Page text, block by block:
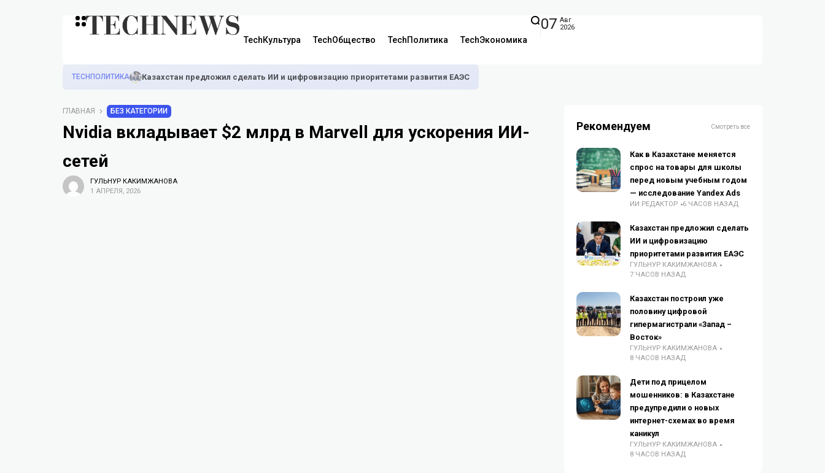
TechКультура TechОбщество TechПолитика TechЭкономика
07 Авг
2026
TECHПОЛИТИКА Казахстан предложил сделать ИИ и цифровизацию приоритетами развития ЕАЭС
ГЛАВНАЯ БЕЗ КАТЕГОРИИ
Nvidia вкладывает $2 млрд в Marvell для ускорения ИИ-
сетей
ГУЛЬНУР КАКИМЖАНОВА
1 АПРЕЛЯ, 2026
Рекомендуем Смотреть все
Как в Казахстане меняется
спрос на товары для школы
перед новым учебным годом
— исследование Yandex Ads
ИИ РЕДАКТОР 6 ЧАСОВ НАЗАД
Казахстан предложил сделать
ИИ и цифровизацию
приоритетами развития ЕАЭС
ГУЛЬНУР КАКИМЖАНОВА
7 ЧАСОВ НАЗАД
Казахстан построил уже
половину цифровой
гипермагистрали «Запад –
Восток»
ГУЛЬНУР КАКИМЖАНОВА
8 ЧАСОВ НАЗАД
Дети под прицелом
мошенников: в Казахстане
предупредили о новых
интернет-схемах во время
каникул
ГУЛЬНУР КАКИМЖАНОВА
8 ЧАСОВ НАЗАД